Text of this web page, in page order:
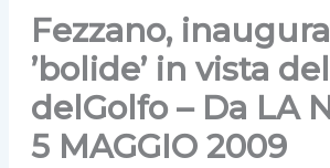
Fezzano,
’bolide’ in vista
delGolfo – Da LA
5 MAGGIO 2009